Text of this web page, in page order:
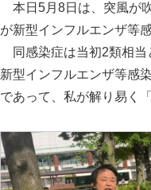
本日5月8日は、突風が
が新型インフルエンザ等
同感染症は当初2類相当
新型インフルエンザ等感
であって、私が解り易く